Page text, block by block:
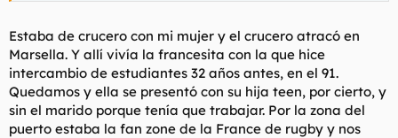
Estaba de crucero con mi mujer y el crucero atracó en
Marsella. Y allí vivía la francesita con la que hice
intercambio de estudiantes 32 años antes, en el 91.
Quedamos y ella se presentó con su hija teen, por cierto, y
sin el marido porque tenía que trabajar. Por la zona del
puerto estaba la fan zone de la France de rugby y nos